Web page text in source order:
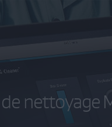
nettoyage